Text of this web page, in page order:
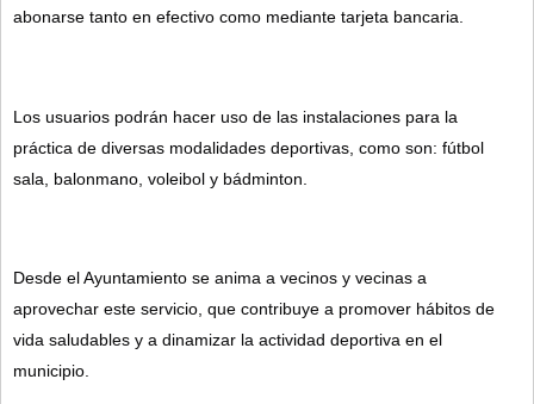
abonarse tanto en efectivo como mediante tarjeta bancaria.
Los usuarios podrán hacer uso de las instalaciones para la
práctica de diversas modalidades deportivas, como son: fútbol
sala, balonmano, voleibol y bádminton.
Desde el Ayuntamiento se anima a vecinos y vecinas a
aprovechar este servicio, que contribuye a promover hábitos de
vida saludables y a dinamizar la actividad deportiva en el
municipio.